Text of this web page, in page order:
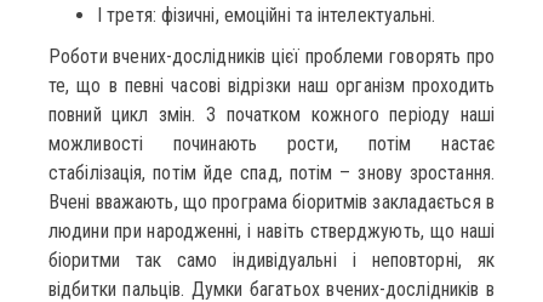
І третя: фізичні, емоційні та інтелектуальні.
Роботи вчених-дослідників цієї проблеми говорять про
те, що в певні часові відрізки наш організм проходить
повний цикл змін. З початком кожного періоду наші
можливості починають рости, потім настає
стабілізація, потім йде спад, потім – знову зростання.
Вчені вважають, що програма біоритмів закладається в
людини при народженні, і навіть стверджують, що наші
біоритми так само індивідуальні і неповторні, як
відбитки пальців. Думки багатьох вчених-дослідників в